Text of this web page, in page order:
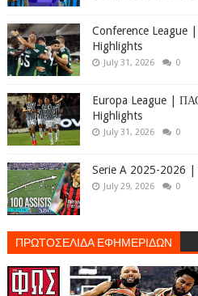
Conference League |
Highlights
July 31, 2026 0
Europa League |
Highlights
July 31, 2026 0
Serie A 2025-2026 |
July 29, 2026 0
ΠΡΩΤΟΣΕΛΙΔΑ ΕΦΗΜΕΡΙΔΩΝ